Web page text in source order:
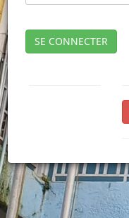
SE CONNECTER